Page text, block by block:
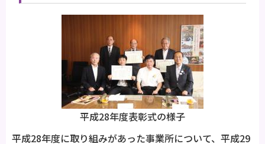
平成28年度表彰式の様子
平成28年度に取り組みがあった事業所について、平成29